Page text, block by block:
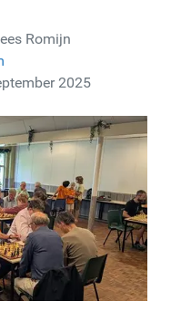
Romijn
2025